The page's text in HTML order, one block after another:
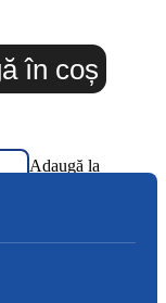
în coș
Adaugă la